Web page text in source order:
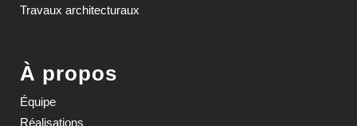
Travaux architecturaux
À propos
Équipe
Réalisations